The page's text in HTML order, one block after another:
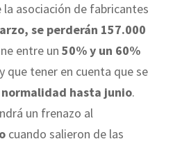
asociación de fabricantes
se perderán 157.000
entre un 50% y un 60%
que tener en cuenta que se
hasta junio.
un frenazo al
cuando salieron de las